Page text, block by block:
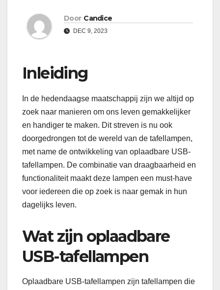
Door Candice
DEC 9, 2023
Inleiding
In de hedendaagse maatschappij zijn we altijd op
zoek naar manieren om ons leven gemakkelijker
en handiger te maken. Dit streven is nu ook
doorgedrongen tot de wereld van de tafellampen,
met name de ontwikkeling van oplaadbare USB-
tafellampen. De combinatie van draagbaarheid en
functionaliteit maakt deze lampen een must-have
voor iedereen die op zoek is naar gemak in hun
dagelijks leven.
Wat zijn oplaadbare
USB-tafellampen
Oplaadbare USB-tafellampen zijn tafellampen die